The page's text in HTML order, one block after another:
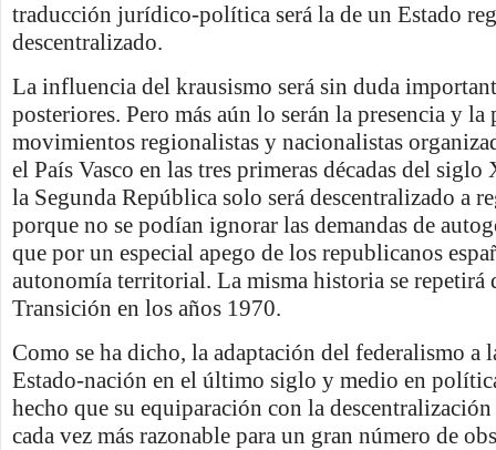
traducción jurídico-política será la de un Estado
descentralizado.
La influencia del krausismo será sin duda
posteriores. Pero más aún lo serán la presencia y la
movimientos regionalistas y nacionalistas
el País Vasco en las tres primeras décadas del
la Segunda República solo será descentralizado a
porque no se podían ignorar las demandas de
que por un especial apego de los republicanos
autonomía territorial. La misma historia se repetirá
Transición en los años 1970.
Como se ha dicho, la adaptación del federalismo a
Estado-nación en el último siglo y medio en
hecho que su equiparación con la
cada vez más razonable para un gran número de